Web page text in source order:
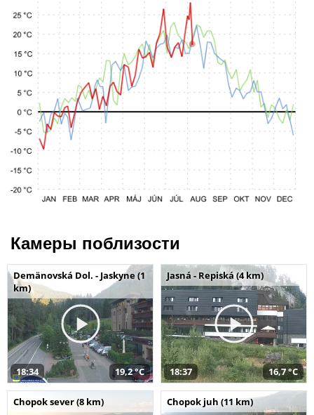
Камеры поблизости
Demänovská Dol. - Jaskyne (1
km)
18:34 19,2 °C
Jasná - Repiská (4 km)
18:37 16,7 °C
Chopok sever (8 km) Chopok juh (11 km)